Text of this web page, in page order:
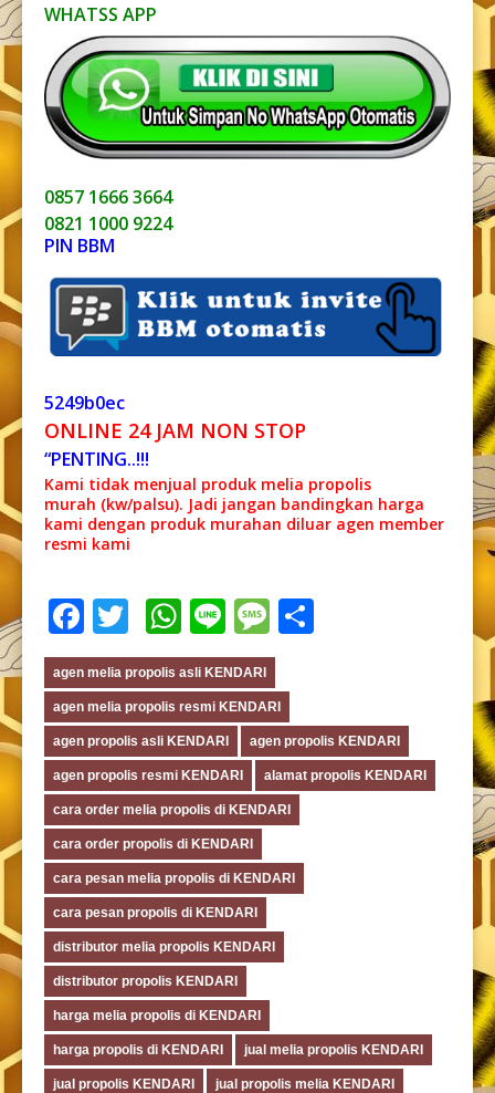
WHATSS APP
0857 1666 3664
0821 1000 9224
PIN BBM
5249b0ec
ONLINE 24 JAM NON STOP
“PENTING..!!!
Kami tidak menjual produk melia propolis
murah (kw/palsu). Jadi jangan bandingkan harga
kami dengan produk murahan diluar agen member
resmi kami
Facebook
TwitterWhatsApp
LineMessage
agen melia propolis asli KENDARI
agen melia propolis resmi KENDARI
agen propolis asli KENDARI agen propolis KENDARI
agen propolis resmi KENDARI alamat propolis KENDARI
cara order melia propolis di KENDARI
cara order propolis di KENDARI
cara pesan melia propolis di KENDARI
cara pesan propolis di KENDARI
distributor melia propolis KENDARI
distributor propolis KENDARI
harga melia propolis di KENDARI
harga propolis di KENDARI jual melia propolis KENDARI
jual propolis KENDARI jual propolis melia KENDARI